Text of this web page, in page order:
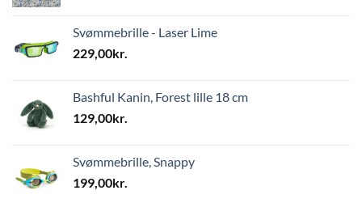
Svømmebrille - Laser Lime
229,00kr.
Bashful Kanin, Forest lille 18 cm
129,00kr.
Svømmebrille, Snappy
199,00kr.